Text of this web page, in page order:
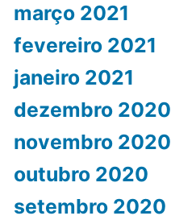
março 2021
fevereiro 2021
janeiro 2021
dezembro 2020
novembro 2020
outubro 2020
setembro 2020